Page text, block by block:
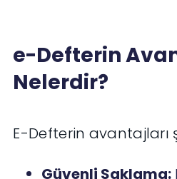
e-Defterin
Nelerdir?
E-Defterin avantajları
Güvenli Saklama: